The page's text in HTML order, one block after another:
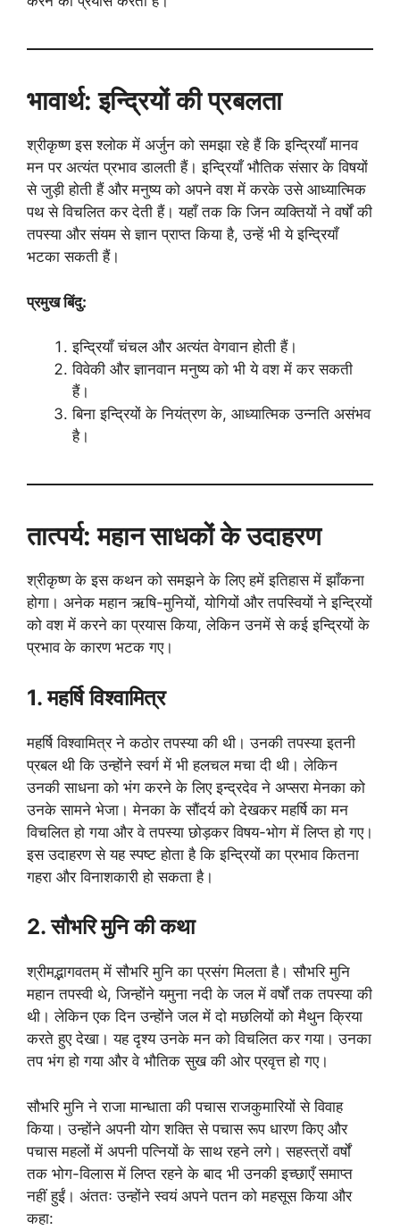
भावार्थ: इन्द्रियों की प्रबलता
श्रीकृष्ण इस श्लोक में अर्जुन को समझा रहे हैं कि इन्द्रियाँ मानव
मन पर अत्यंत प्रभाव डालती हैं। इन्द्रियाँ भौतिक संसार के विषयों
से जुड़ी होती हैं और मनुष्य को अपने वश में करके उसे आध्यात्मिक
पथ से विचलित कर देती हैं। यहाँ तक कि जिन व्यक्तियों ने वर्षों की
तपस्या और संयम से ज्ञान प्राप्त किया है, उन्हें भी ये इन्द्रियाँ
भटका सकती हैं।
प्रमुख बिंदु:
इन्द्रियाँ चंचल और अत्यंत वेगवान होती हैं।
विवेकी और ज्ञानवान मनुष्य को भी ये वश में कर सकती
हैं।
बिना इन्द्रियों के नियंत्रण के, आध्यात्मिक उन्नति असंभव
है।
तात्पर्य: महान साधकों के उदाहरण
श्रीकृष्ण के इस कथन को समझने के लिए हमें इतिहास में झाँकना
होगा। अनेक महान ऋषि-मुनियों, योगियों और तपस्वियों ने इन्द्रियों
को वश में करने का प्रयास किया, लेकिन उनमें से कई इन्द्रियों के
प्रभाव के कारण भटक गए।
1. महर्षि विश्वामित्र
महर्षि विश्वामित्र ने कठोर तपस्या की थी। उनकी तपस्या इतनी
प्रबल थी कि उन्होंने स्वर्ग में भी हलचल मचा दी थी। लेकिन
उनकी साधना को भंग करने के लिए इन्द्रदेव ने अप्सरा मेनका को
उनके सामने भेजा। मेनका के सौंदर्य को देखकर महर्षि का मन
विचलित हो गया और वे तपस्या छोड़कर विषय-भोग में लिप्त हो गए।
इस उदाहरण से यह स्पष्ट होता है कि इन्द्रियों का प्रभाव कितना
गहरा और विनाशकारी हो सकता है।
2. सौभरि मुनि की कथा
श्रीमद्भागवतम् में सौभरि मुनि का प्रसंग मिलता है। सौभरि मुनि
महान तपस्वी थे, जिन्होंने यमुना नदी के जल में वर्षों तक तपस्या की
थी। लेकिन एक दिन उन्होंने जल में दो मछलियों को मैथुन क्रिया
करते हुए देखा। यह दृश्य उनके मन को विचलित कर गया। उनका
तप भंग हो गया और वे भौतिक सुख की ओर प्रवृत्त हो गए।
सौभरि मुनि ने राजा मान्धाता की पचास राजकुमारियों से विवाह
किया। उन्होंने अपनी योग शक्ति से पचास रूप धारण किए और
पचास महलों में अपनी पत्नियों के साथ रहने लगे। सहस्त्रों वर्षों
तक भोग-विलास में लिप्त रहने के बाद भी उनकी इच्छाएँ समाप्त
नहीं हुईं। अंततः उन्होंने स्वयं अपने पतन को महसूस किया और
कहा: